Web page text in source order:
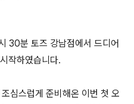
30분 토즈 강남점에서 드디어
작하였습니다.
심스럽게 준비해온 이번 첫 오